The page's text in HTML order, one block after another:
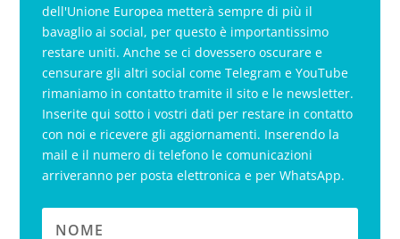
dell'Unione Europea metterà sempre di più il
bavaglio ai social, per questo è importantissimo
restare uniti. Anche se ci dovessero oscurare e
censurare gli altri social come Telegram e YouTube
rimaniamo in contatto tramite il sito e le newsletter.
Inserite qui sotto i vostri dati per restare in contatto
con noi e ricevere gli aggiornamenti. Inserendo la
mail e il numero di telefono le comunicazioni
arriveranno per posta elettronica e per WhatsApp.